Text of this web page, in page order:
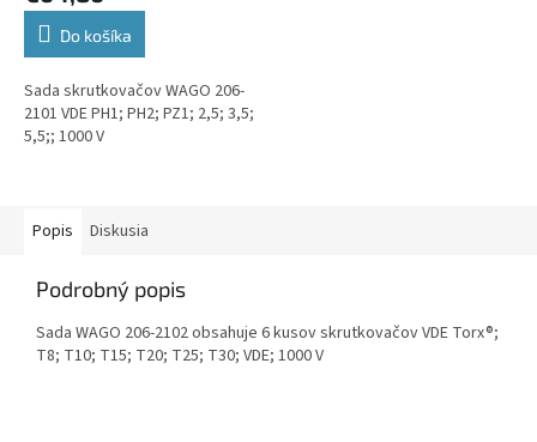
Do košíka
Sada skrutkovačov WAGO 206-
2101 VDE PH1; PH2; PZ1; 2,5; 3,5;
5,5;; 1000 V
Popis Diskusia
Podrobný popis
Sada WAGO 206-2102 obsahuje 6 kusov skrutkovačov VDE Torx®;
T8; T10; T15; T20; T25; T30; VDE; 1000 V